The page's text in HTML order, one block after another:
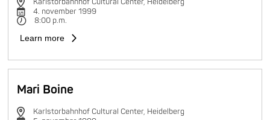
4. november 1999
8:00 p.m.
Learn more
Mari Boine
Karlstorbahnhof Cultural Center, Heidelberg